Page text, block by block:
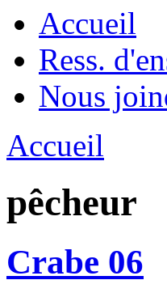
Accueil
Ress.
Nous
Accueil
pêcheur
Crabe 06